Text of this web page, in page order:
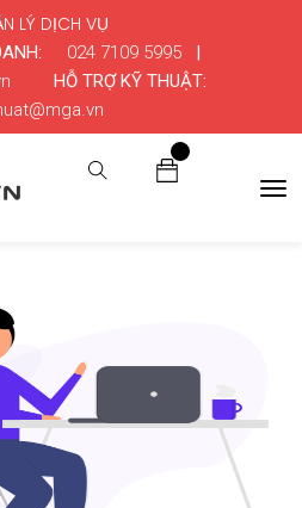
024 7109 5995|
HỖ TRỢ KỸ THUẬT:
LÝ DỊCH VỤ